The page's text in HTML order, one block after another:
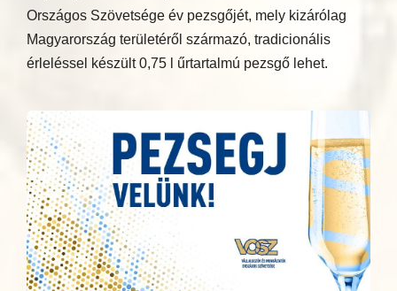
Országos Szövetsége év pezsgőjét, mely kizárólag
Magyarország területéről származó, tradicionális
érleléssel készült 0,75 l űrtartalmú pezsgő lehet.